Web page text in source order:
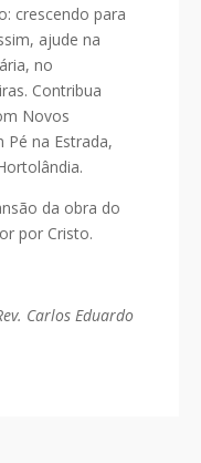
crescendo para
ajude na
no
Contribua
Novos
na Estrada,
da obra do
por Cristo.
Carlos Eduardo